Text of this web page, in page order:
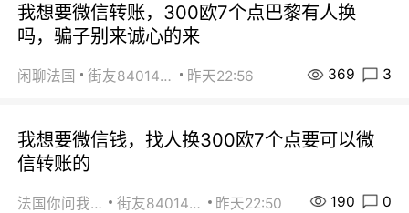
我想要微信转账，300欧7个点巴黎有人换
吗，骗子别来诚心的来
闲聊法国 街友84014588 昨天22:56 369 3
我想要微信钱，找人换300欧7个点要可以微
信转账的
法国你问我答 街友84014588 昨天22:50 190 0